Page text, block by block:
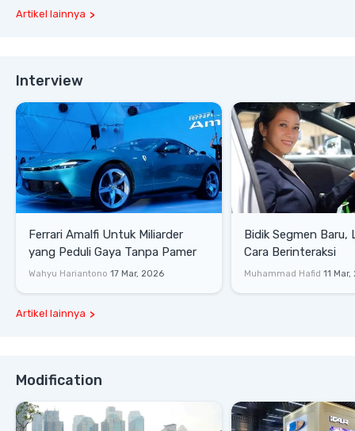
Artikel lainnya
Interview
Ferrari Amalfi Untuk Miliarder
yang Peduli Gaya Tanpa Pamer
Wahyu Hariantono 17 Mar, 2026
Bidik Segmen Baru,
Cara Berinteraksi
Muhammad Hafid 11
Artikel lainnya
Modification